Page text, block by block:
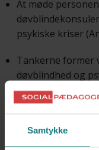
Samtykke
At møde
psykiske kriser
Tankerne former
døvblindhed og
Døvblinde og
Vejledning i et